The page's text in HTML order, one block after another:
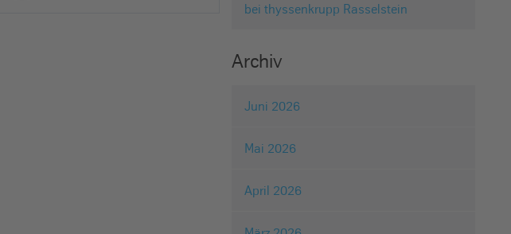
bei thyssenkrupp Rasselstein
Archiv
Juni 2026
Mai 2026
April 2026